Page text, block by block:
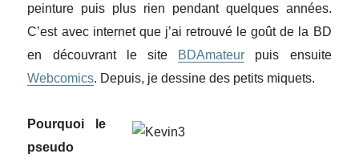
peinture puis plus rien pendant quelques années.
C’est avec internet que j’ai retrouvé le goût de la BD
en découvrant le site
BDAmateur puis ensuite
Webcomics. Depuis, je dessine des petits miquets.
Pourquoi le
pseudo